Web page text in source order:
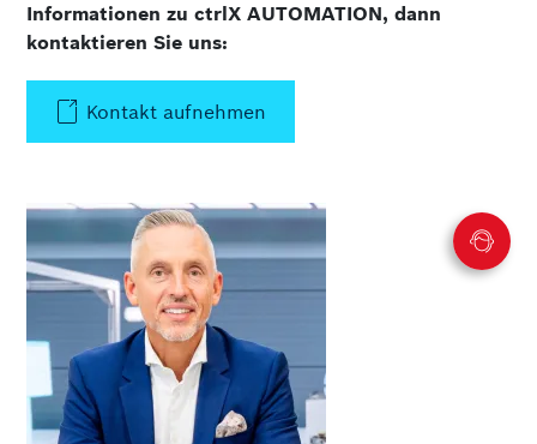
Informationen zu ctrlX AUTOMATION, dann
kontaktieren Sie uns:
Kontakt aufnehmen